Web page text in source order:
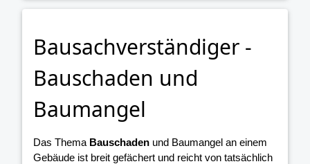
Bausachverständiger -
Bauschaden und
Baumangel
Das Thema Bauschaden und Baumangel an einem
Gebäude ist breit gefächert und reicht von tatsächlich